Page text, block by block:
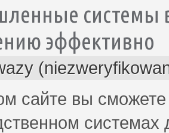
системы
эффективно
сайте вы
системах